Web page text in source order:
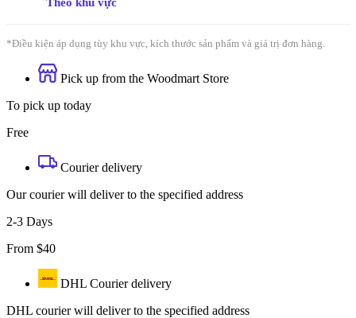
*Điều kiện áp dụng tùy khu vực, kích thước sản phẩm và giá trị đơn hàng.
Pick up from the Woodmart Store
To pick up today
Free
Courier delivery
Our courier will deliver to the specified address
2-3 Days
From $40
DHL Courier delivery
DHL courier will deliver to the specified address